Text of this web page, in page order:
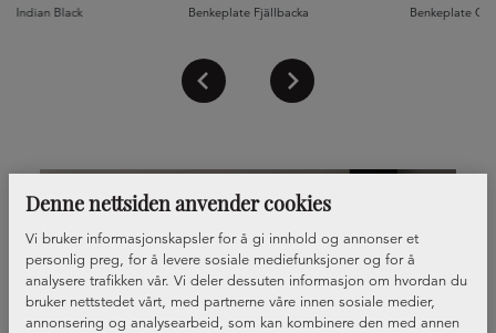
Denne nettsiden anvender cookies
Vi bruker informasjonskapsler for å gi innhold og annonser et
personlig preg, for å levere sosiale mediefunksjoner og for å
analysere trafikken vår. Vi deler dessuten informasjon om hvordan du
bruker nettstedet vårt, med partnerne våre innen sosiale medier,
annonsering og analysearbeid, som kan kombinere den med annen
Indian Black Benkeplate Fjällbacka Benkeplate